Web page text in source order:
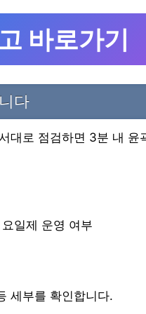
바로가기
다
대로 점검하면 3분 내 윤
일제 운영 여부
세부를 확인합니다.